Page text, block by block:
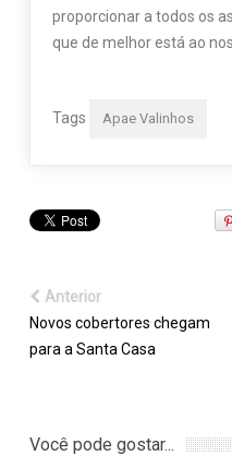
proporcionar a todos os
que de melhor está ao
Tags Apae Valinhos
Anterior
Novos cobertores chegam
para a Santa Casa
Você pode gostar...